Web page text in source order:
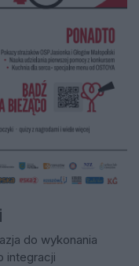
do wykonania
integracji